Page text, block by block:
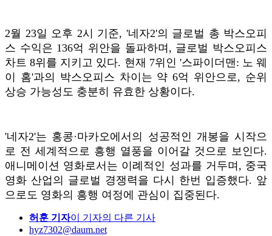
2월 23일 오후 2시 기준, '네자2'의 글로벌 총 박스오피
스 수익은 136억 위안을 돌파하며, 글로벌 박스오피스
차트 8위를 지키고 있다. 현재 7위인 '스파이더맨: 노 웨
이 홈'과의 박스오피스 차이는 약 6억 위안으로, 순위
상승 가능성도 충분히 유효한 상황이다.
'네자2'는 홍콩·마카오에서의 성공적인 개봉을 시작으
로 전 세계적으로 흥행 열풍을 이어갈 것으로 보인다.
애니메이션 영화로서는 이례적인 성과를 거두며, 중국
영화 산업의 글로벌 경쟁력을 다시 한번 입증했다. 앞
으로도 영화의 흥행 여정에 관심이 집중된다.
허훈 기자이 기자의 다른 기사
hyz7302@daum.net